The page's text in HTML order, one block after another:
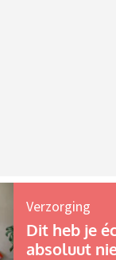
Verzorging
Dit heb je
absoluut